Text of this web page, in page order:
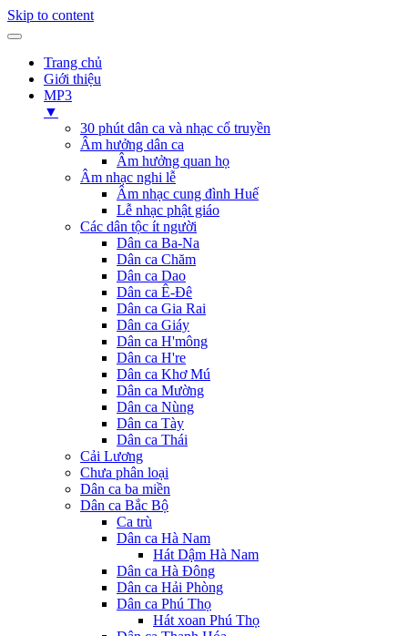
Skip to content
Trang chủ
Giới thiệu
MP3
▼
30 phút dân ca và nhạc cổ truyền
Âm hưởng dân ca
Âm hưởng quan họ
Âm nhạc nghi lễ
Âm nhạc cung đình Huế
Lễ nhạc phật giáo
Các dân tộc ít người
Dân ca Ba-Na
Dân ca Chăm
Dân ca Dao
Dân ca Ê-Đê
Dân ca Gia Rai
Dân ca Giáy
Dân ca H'mông
Dân ca H're
Dân ca Khơ Mú
Dân ca Mường
Dân ca Nùng
Dân ca Tày
Dân ca Thái
Cải Lương
Chưa phân loại
Dân ca ba miền
Dân ca Bắc Bộ
Ca trù
Dân ca Hà Nam
Hát Dậm Hà Nam
Dân ca Hà Đông
Dân ca Hải Phòng
Dân ca Phú Thọ
Hát xoan Phú Thọ